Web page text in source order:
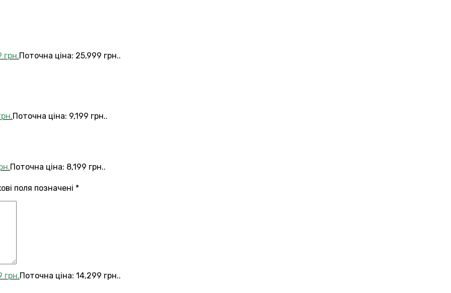
грн.Поточна ціна: 25,999 грн..
Поточна ціна: 9,199 грн..
Поточна ціна: 8,199 грн..
грн.Поточна ціна: 14,299 грн..
поля позначені *